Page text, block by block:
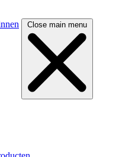
Close main menu